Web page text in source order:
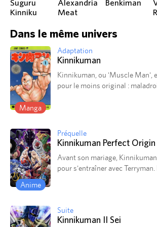
Suguru
Kinniku
Alexandria
Meat
Benkiman
Dans le même univers
Manga
Adaptation
Kinnikuman
Kinnikuman, ou 'Muscle Man',
pour le moins original :
Anime
Préquelle
Kinnikuman Perfect
Avant son mariage,
pour s'entraîner avec
Suite
Kinnikuman II Sei